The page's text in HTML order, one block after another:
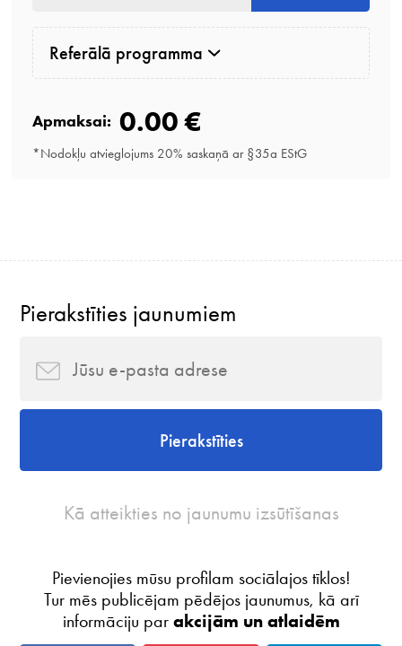
Referālā programma
Apmaksai: 0.00 €
*Nodokļu atvieglojums 20% saskaņā ar §35a EStG
Pierakstīties jaunumiem
Pierakstīties
Kā atteikties no jaunumu izsūtīšanas
Pievienojies mūsu profilam sociālajos tīklos!
Tur mēs publicējam pēdējos jaunumus, kā arī
informāciju par akcijām un atlaidēm